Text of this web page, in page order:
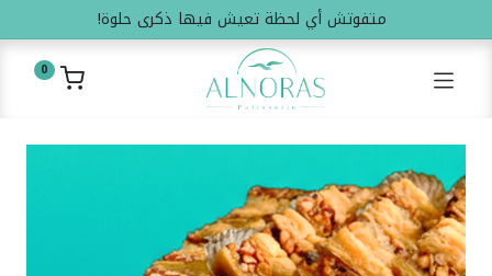
متفوتش أي لحظة تعيش فيها ذكرى حلوة!
0